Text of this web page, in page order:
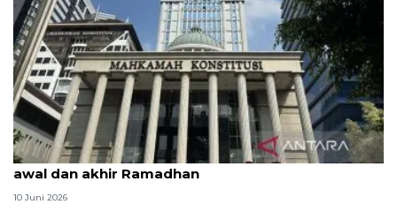
MK uji materi UU Peradilan Agama perihal isbat
awal dan akhir Ramadhan
10 Juni 2026